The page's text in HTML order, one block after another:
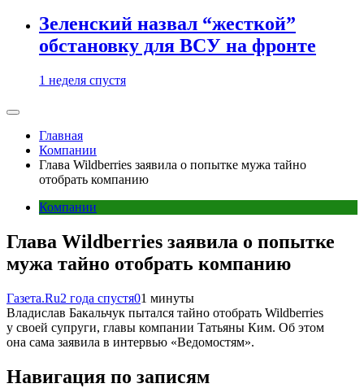
Зеленский назвал “жесткой”
обстановку для ВСУ на фронте
1 неделя спустя
Главная
Компании
Глава Wildberries заявила о попытке мужа тайно
отобрать компанию
Компании
Глава Wildberries заявила о попытке
мужа тайно отобрать компанию
Газета.Ru2 года спустя01 минуты
Владислав Бакальчук пытался тайно отобрать Wildberries
у своей супруги, главы компании Татьяны Ким. Об этом
она сама заявила в интервью «Ведомостям».
Навигация по записям